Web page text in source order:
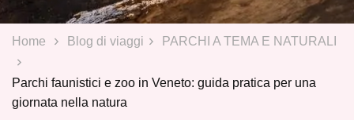
Home Blog di viaggi PARCHI A TEMA E NATURALI
Parchi faunistici e zoo in Veneto: guida pratica per una
giornata nella natura